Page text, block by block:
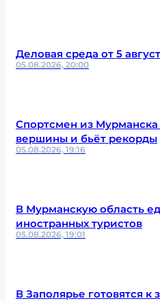
Деловая среда от 5
05.08.2026, 20:00
Спортсмен из
вершины и бьёт рекорды
05.08.2026, 19:16
В Мурманскую область
иностранных туристов
05.08.2026, 19:01
В Заполярье готовятся к